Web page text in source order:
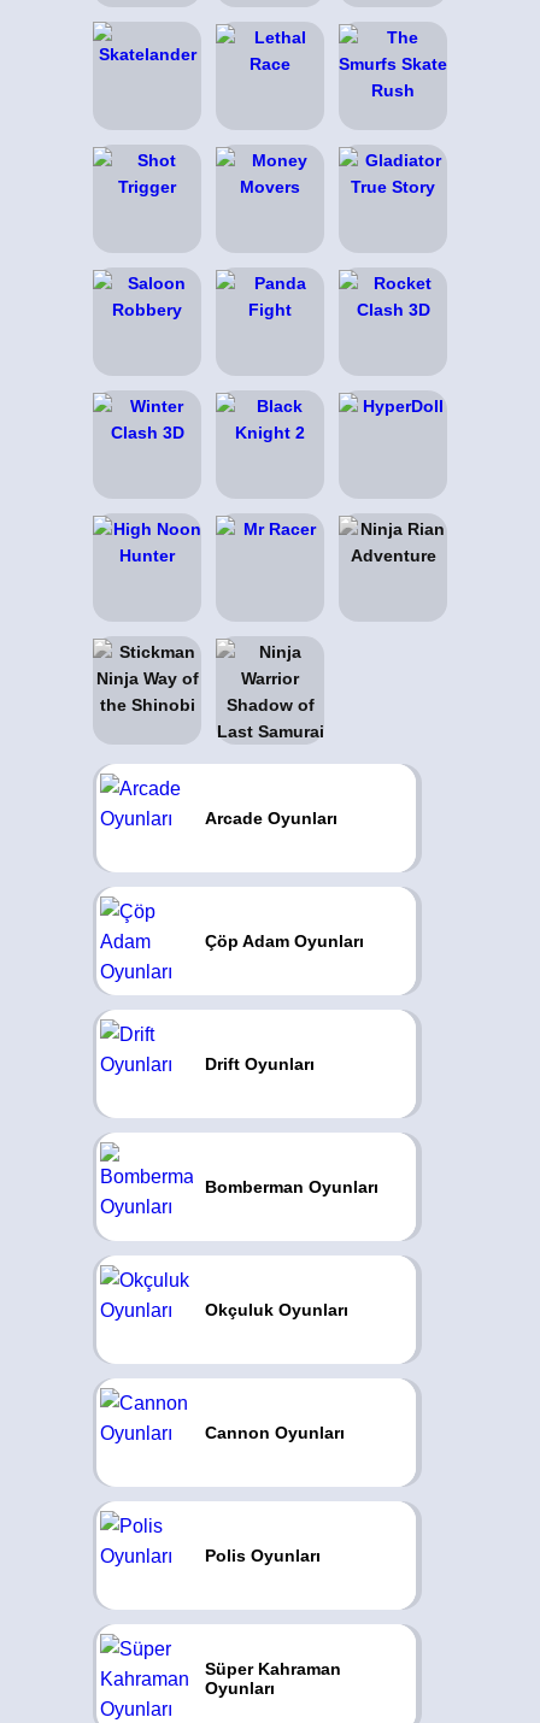
Arcade Oyunları
Çöp Adam Oyunları
Drift Oyunları
Bomberman Oyunları
Okçuluk Oyunları
Cannon Oyunları
Polis Oyunları
Süper Kahraman
Oyunları